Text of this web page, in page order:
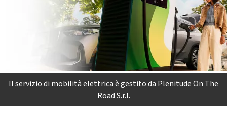
Il servizio di mobilità elettrica è gestito da Plenitude On The
Road S.r.l.